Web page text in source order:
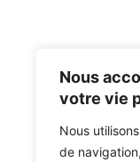
Nous
votre vie
Nous
de